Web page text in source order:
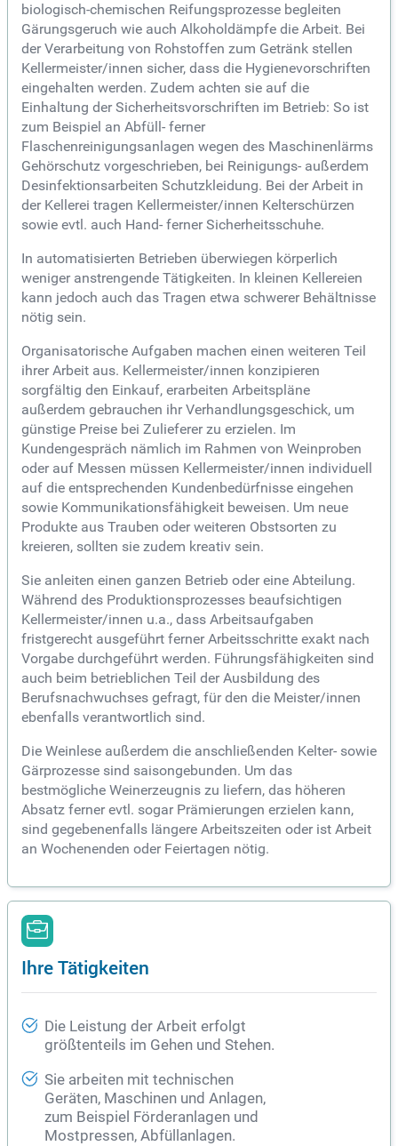
biologisch-chemischen Reifungsprozesse begleiten
Gärungsgeruch wie auch Alkoholdämpfe die Arbeit. Bei
der Verarbeitung von Rohstoffen zum Getränk stellen
Kellermeister/innen sicher, dass die Hygienevorschriften
eingehalten werden. Zudem achten sie auf die
Einhaltung der Sicherheitsvorschriften im Betrieb: So ist
zum Beispiel an Abfüll- ferner
Flaschenreinigungsanlagen wegen des Maschinenlärms
Gehörschutz vorgeschrieben, bei Reinigungs- außerdem
Desinfektionsarbeiten Schutzkleidung. Bei der Arbeit in
der Kellerei tragen Kellermeister/innen Kelterschürzen
sowie evtl. auch Hand- ferner Sicherheitsschuhe.
In automatisierten Betrieben überwiegen körperlich
weniger anstrengende Tätigkeiten. In kleinen Kellereien
kann jedoch auch das Tragen etwa schwerer Behältnisse
nötig sein.
Organisatorische Aufgaben machen einen weiteren Teil
ihrer Arbeit aus. Kellermeister/innen konzipieren
sorgfältig den Einkauf, erarbeiten Arbeitspläne
außerdem gebrauchen ihr Verhandlungsgeschick, um
günstige Preise bei Zulieferer zu erzielen. Im
Kundengespräch nämlich im Rahmen von Weinproben
oder auf Messen müssen Kellermeister/innen individuell
auf die entsprechenden Kundenbedürfnisse eingehen
sowie Kommunikationsfähigkeit beweisen. Um neue
Produkte aus Trauben oder weiteren Obstsorten zu
kreieren, sollten sie zudem kreativ sein.
Sie anleiten einen ganzen Betrieb oder eine Abteilung.
Während des Produktionsprozesses beaufsichtigen
Kellermeister/innen u.a., dass Arbeitsaufgaben
fristgerecht ausgeführt ferner Arbeitsschritte exakt nach
Vorgabe durchgeführt werden. Führungsfähigkeiten sind
auch beim betrieblichen Teil der Ausbildung des
Berufsnachwuchses gefragt, für den die Meister/innen
ebenfalls verantwortlich sind.
Die Weinlese außerdem die anschließenden Kelter- sowie
Gärprozesse sind saisongebunden. Um das
bestmögliche Weinerzeugnis zu liefern, das höheren
Absatz ferner evtl. sogar Prämierungen erzielen kann,
sind gegebenenfalls längere Arbeitszeiten oder ist Arbeit
an Wochenenden oder Feiertagen nötig.
Ihre Tätigkeiten
Die Leistung der Arbeit erfolgt
größtenteils im Gehen und Stehen.
Sie arbeiten mit technischen
Geräten, Maschinen und Anlagen,
zum Beispiel Förderanlagen und
Mostpressen, Abfüllanlagen.